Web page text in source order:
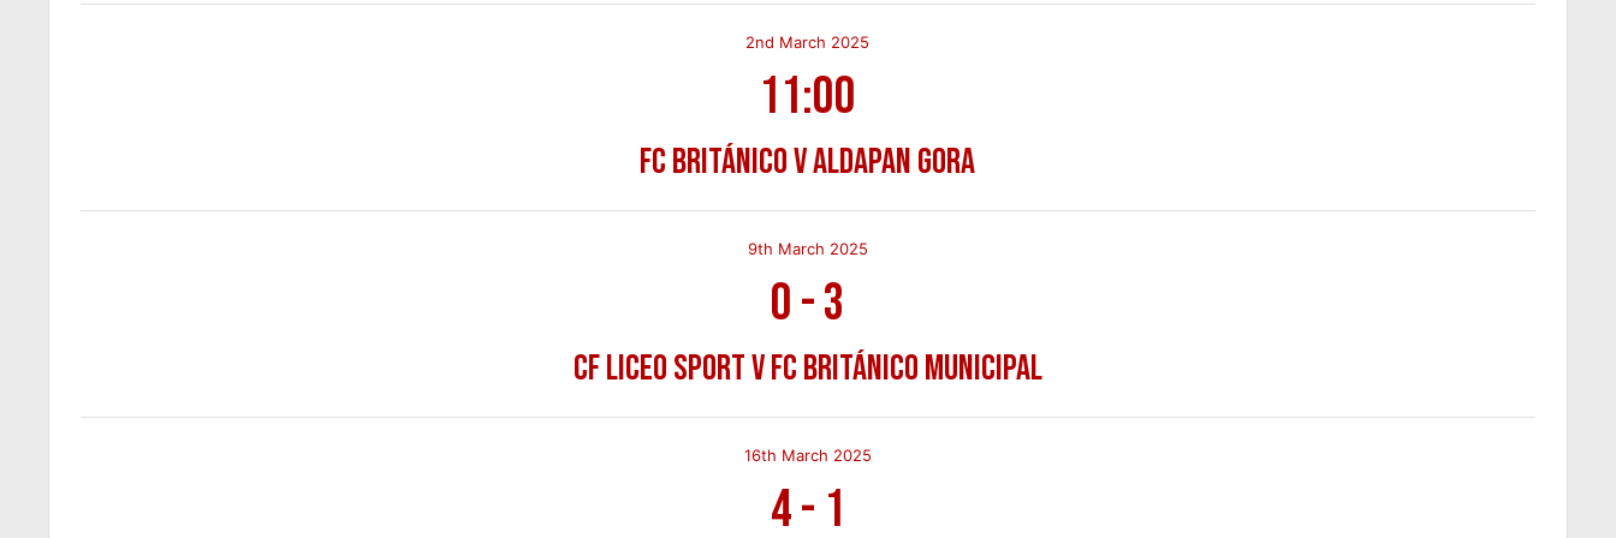
2nd March 2025
11:00
FC Británico v Aldapan Gora
9th March 2025
0-3
CF Liceo Sport v FC Británico Municipal
16th March 2025
4- 1